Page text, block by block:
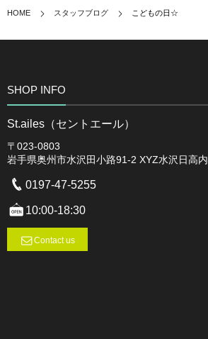
HOME スタッフブログ こどもの日☆
SHOP INFO
St.ailes（セントエール）
〒023-0803
岩手県奥州市水沢田小路91-2 XYZ水沢日高内
0197-47-5255
10:00-18:30
Contact us